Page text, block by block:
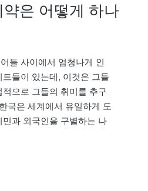
은 어떻게 하나
들 사이에서 엄청나게 인
들이 있는데, 이것은 그들
으로 그들의 취미를 추구
국은 세계에서 유일하게 도
과 외국인을 구별하는 나